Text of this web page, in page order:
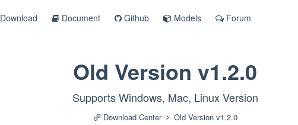
Download Document Github Models Forum
Old Version v1.2.0
Supports Windows, Mac, Linux Version
Download Center Old Version v1.2.0